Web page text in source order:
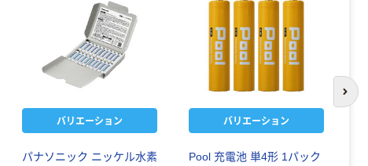
バリエーション
パナソニック ニッケル水素
バリエーション
Pool 充電池 単4形 1パック
次